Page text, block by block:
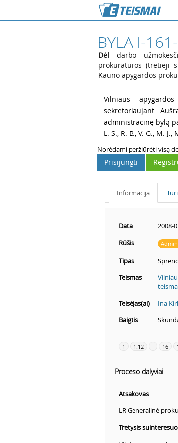
BYLA I-
Dėl darbo
prokuratūros (tretieji
Kauno apygardos
Vilniaus
sekretoriaujant
administracinę bylą
L. S., R. B., V. G., M. J.,
Norėdami peržiūrėti visą
Prisijungti
Informacija
Data
2008-
Rūšis
Tipas
Teismas
Teisėjas(ai)
Ina
Baigtis
1 1.12 I 16
Proceso dalyviai
Atsakovas
LR Generalinė
Tretysis